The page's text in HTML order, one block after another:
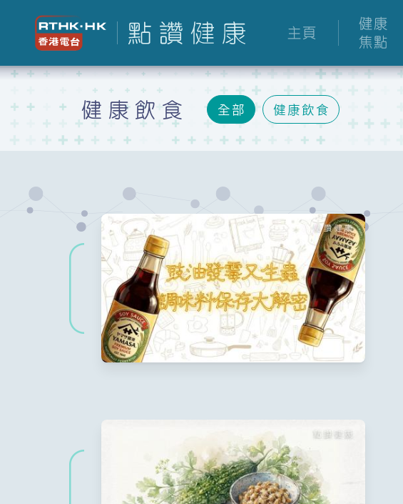
主頁
健康
焦點
健康飲食 全部 健康飲食